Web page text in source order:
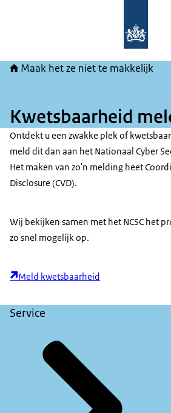
Maak het ze niet te makkelijk
Kwetsbaarheid
Ontdekt u een zwakke plek of
meld dit dan aan het Nationaal Cyber
Het maken van zo'n melding heet
Disclosure (CVD).
Wij bekijken samen met het NCSC het
zo snel mogelijk op.
Meld kwetsbaarheid
Service